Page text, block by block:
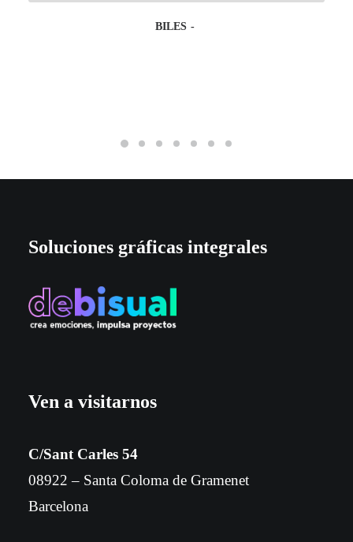
BILES
Soluciones gráficas integrales
Ven a visitarnos
C/Sant Carles 54
08922 – Santa Coloma de Gramenet
Barcelona